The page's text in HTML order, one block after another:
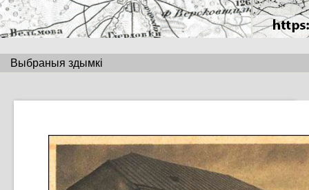
Выбраныя здымкі